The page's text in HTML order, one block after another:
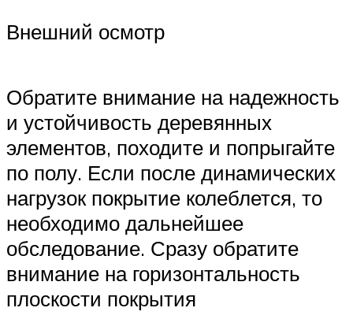
Внешний осмотр
Обратите внимание на надежность
и устойчивость деревянных
элементов, походите и попрыгайте
по полу. Если после динамических
нагрузок покрытие колеблется, то
необходимо дальнейшее
обследование. Сразу обратите
внимание на горизонтальность
плоскости покрытия